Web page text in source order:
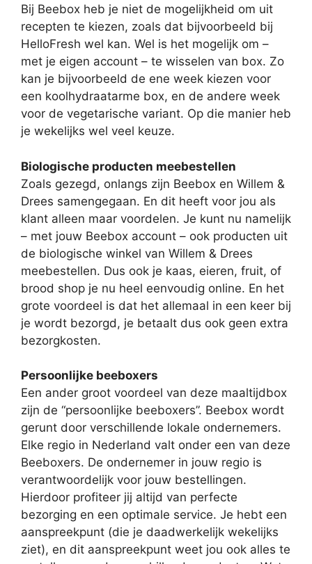
Bij Beebox heb je niet de mogelijkheid om uit
recepten te kiezen, zoals dat bijvoorbeeld bij
HelloFresh wel kan. Wel is het mogelijk om –
met je eigen account – te wisselen van box. Zo
kan je bijvoorbeeld de ene week kiezen voor
een koolhydraatarme box, en de andere week
voor de vegetarische variant. Op die manier heb
je wekelijks wel veel keuze.
Biologische producten meebestellen
Zoals gezegd, onlangs zijn Beebox en Willem &
Drees samengegaan. En dit heeft voor jou als
klant alleen maar voordelen. Je kunt nu namelijk
– met jouw Beebox account – ook producten uit
de biologische winkel van Willem & Drees
meebestellen. Dus ook je kaas, eieren, fruit, of
brood shop je nu heel eenvoudig online. En het
grote voordeel is dat het allemaal in een keer bij
je wordt bezorgd, je betaalt dus ook geen extra
bezorgkosten.
Persoonlijke beeboxers
Een ander groot voordeel van deze maaltijdbox
zijn de “persoonlijke beeboxers”. Beebox wordt
gerunt door verschillende lokale ondernemers.
Elke regio in Nederland valt onder een van deze
Beeboxers. De ondernemer in jouw regio is
verantwoordelijk voor jouw bestellingen.
Hierdoor profiteer jij altijd van perfecte
bezorging en een optimale service. Je hebt een
aanspreekpunt (die je daadwerkelijk wekelijks
ziet), en dit aanspreekpunt weet jou ook alles te